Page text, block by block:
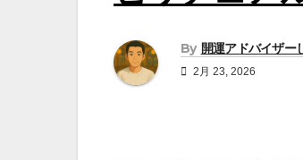
By 開運アドバイザー
2月 23, 2026